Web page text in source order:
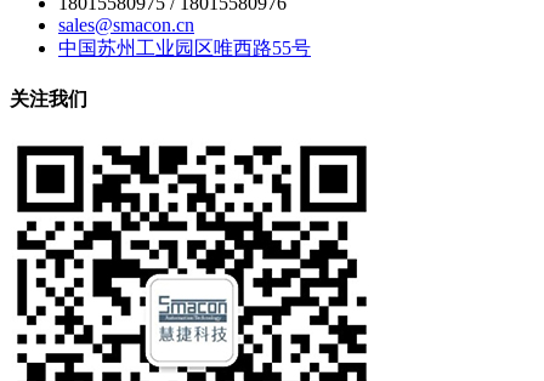
sales@smacon.cn
中国苏州工业园区唯西路55号
关注我们